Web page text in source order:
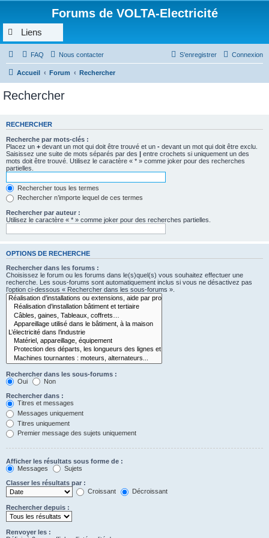
Forums de VOLTA-Electricité
Liens
FAQ Nous contacter Connexion
S’enregistrer
Accueil Forum Rechercher
Rechercher
RECHERCHER
Recherche par mots-clés :
Placez un + devant un mot qui doit être trouvé et un - devant un mot qui doit être exclu.
Saisissez une suite de mots séparés par des | entre crochets si uniquement un des
mots doit être trouvé. Utilisez le caractère « * » comme joker pour des recherches
partielles.
Rechercher tous les termes
Rechercher n’importe lequel de ces termes
Rechercher par auteur :
Utilisez le caractère « * » comme joker pour des recherches partielles.
OPTIONS DE RECHERCHE
Rechercher dans les forums :
Choisissez le forum ou les forums dans le(s)quel(s) vous souhaitez effectuer une
recherche. Les sous-forums sont automatiquement inclus si vous ne désactivez pas
l’option ci-dessous « Rechercher dans les sous-forums ».
Rechercher dans les sous-forums :
Oui
Non
Rechercher dans :
Titres et messages
Messages uniquement
Titres uniquement
Premier message des sujets uniquement
Afficher les résultats sous forme de :
Messages
Sujets
Classer les résultats par :
Croissant
Décroissant
Rechercher depuis :
Renvoyer les :